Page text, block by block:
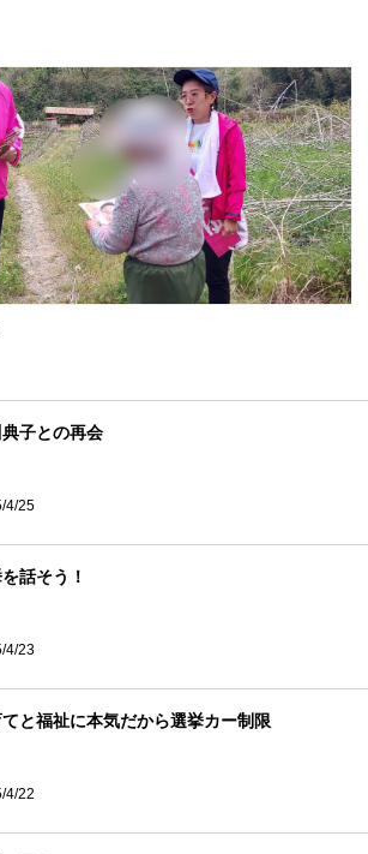
子との再会
4/25
話そう！
4/23
と福祉に本気だから選挙カー制限
4/22